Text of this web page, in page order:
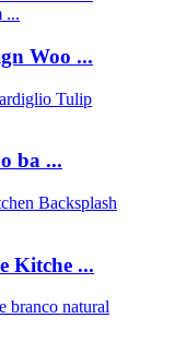
Woo ...
ba ...
Kitche ...